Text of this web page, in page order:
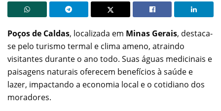
Poços de Caldas, localizada em Minas Gerais, destaca-
se pelo turismo termal e clima ameno, atraindo
visitantes durante o ano todo. Suas águas medicinais e
paisagens naturais oferecem benefícios à saúde e
lazer, impactando a economia local e o cotidiano dos
moradores.